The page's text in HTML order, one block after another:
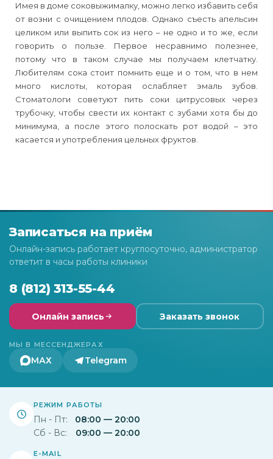
Имея в доме соковыжималку, можно легко избавить себя
от возни с очищением плодов. Однако съесть апельсин
целиком или выпить сок из него – не одно и то же, если
говорить о пользе. Первое несравнимо полезнее,
потому что в таком случае мы получаем клетчатку.
Любителям сока стоит помнить еще и о том, что в нем
много кислоты, которая ослабляет эмаль зубов.
Стоматологи советуют пить соки цитрусовых через
трубочку, чтобы свести их контакт с зубами хотя бы до
минимума, а после этого полоскать рот водой – это
касается и употребления цельных фруктов.
Записаться на приём
Онлайн-запись работает круглосуточно, администратор
ответит в часы работы клиники
8 (812) 313-55-44
Онлайн запись Заказать звонок
МЫ В МЕССЕНДЖЕРАХ
МАХ Telegram
РЕЖИМ РАБОТЫ
Пн - Пт:
08:00 — 20:00
Сб - Вс:
09:00 — 20:00
E-MAIL